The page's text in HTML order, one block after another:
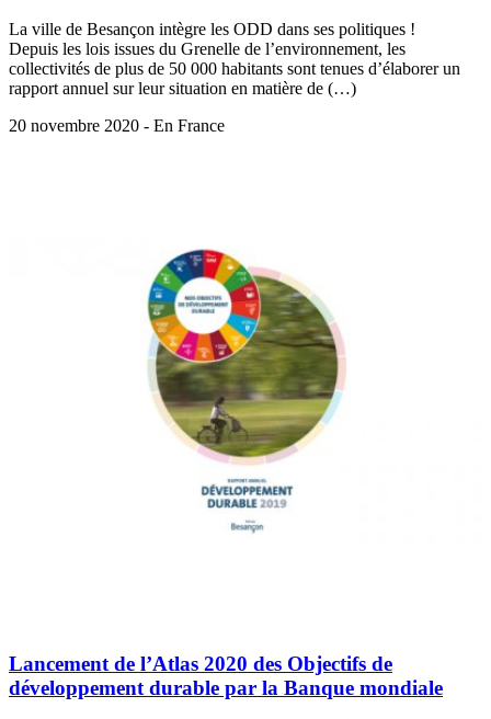
La ville de Besançon intègre les ODD dans ses politiques !
Depuis les lois issues du Grenelle de l’environnement, les
collectivités de plus de 50 000 habitants sont tenues d’élaborer un
rapport annuel sur leur situation en matière de (…)
20 novembre 2020 - En France
Lancement de l’Atlas 2020 des Objectifs de
développement durable par la Banque mondiale